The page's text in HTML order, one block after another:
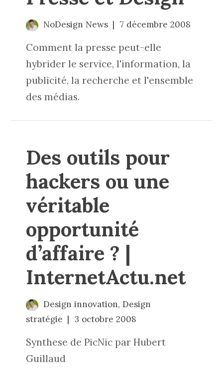
NoDesign News 7 décembre 2008
Comment la presse peut-elle
hybrider le service, l'information, la
publicité, la recherche et l'ensemble
des médias.
Des outils pour
hackers ou une
véritable
opportunité
d’affaire ? |
InternetActu.net
Design innovation, Design
stratégie
3 octobre 2008
Synthese de PicNic par Hubert
Guillaud